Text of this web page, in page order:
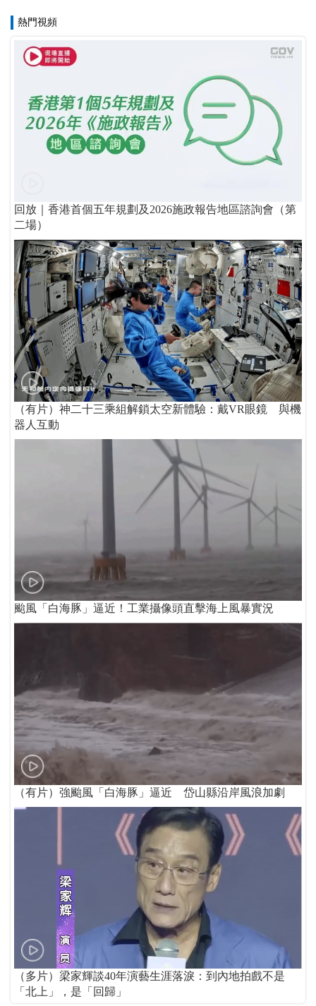
熱門視頻
回放｜香港首個五年規劃及2026施政報告地區諮詢會（第
二場）
（有片）神二十三乘組解鎖太空新體驗：戴VR眼鏡 與機
器人互動
颱風「白海豚」逼近！工業攝像頭直擊海上風暴實況
（有片）強颱風「白海豚」逼近 岱山縣沿岸風浪加劇
（多片）梁家輝談40年演藝生涯落淚：到內地拍戲不是
「北上」，是「回歸」